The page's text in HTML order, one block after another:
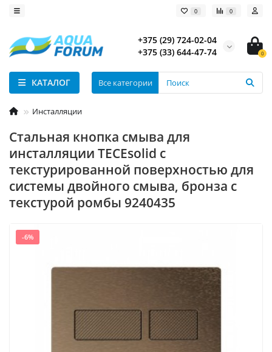
0 0
+375 (29) 724-02-04
+375 (33) 644-47-74
0
КАТАЛОГ Все категории
Инсталляции
Стальная кнопка смыва для
инсталляции TECEsolid с
текстурированной поверхностью для
системы двойного смыва, бронза с
текстурой ромбы 9240435
-6%